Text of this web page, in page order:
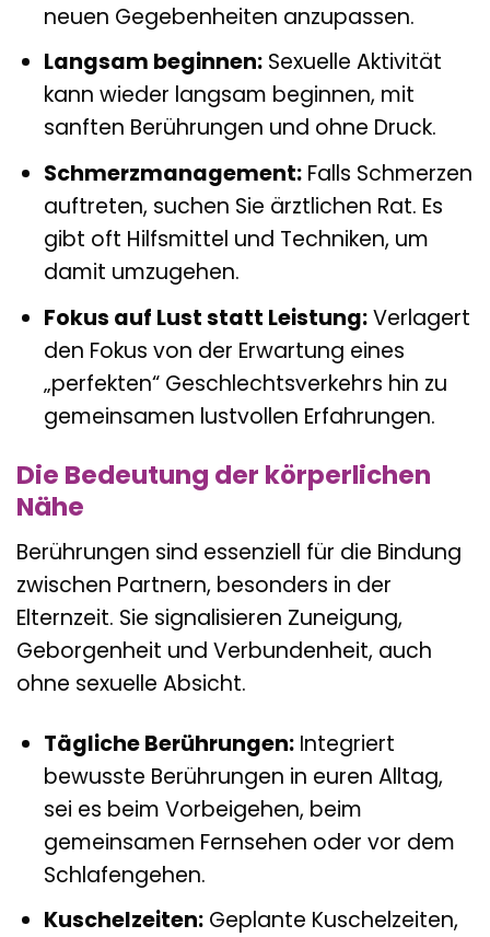
neuen Gegebenheiten anzupassen.
Langsam beginnen:Sexuelle Aktivität
kann wieder langsam beginnen, mit
sanften Berührungen und ohne Druck.
Schmerzmanagement:Falls Schmerzen
auftreten, suchen Sie ärztlichen Rat. Es
gibt oft Hilfsmittel und Techniken, um
damit umzugehen.
Fokus auf Lust statt Leistung:Verlagert
den Fokus von der Erwartung eines
„perfekten“ Geschlechtsverkehrs hin zu
gemeinsamen lustvollen Erfahrungen.
Die Bedeutung der körperlichen
Nähe
Berührungen sind essenziell für die Bindung
zwischen Partnern, besonders in der
Elternzeit. Sie signalisieren Zuneigung,
Geborgenheit und Verbundenheit, auch
ohne sexuelle Absicht.
Tägliche Berührungen:Integriert
bewusste Berührungen in euren Alltag,
sei es beim Vorbeigehen, beim
gemeinsamen Fernsehen oder vor dem
Schlafengehen.
Kuschelzeiten:Geplante Kuschelzeiten,